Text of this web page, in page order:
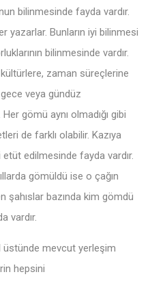
bilinmesinde fayda vardır.
yazarlar. Bunların iyi bilinmesi
bilinmesinde vardır.
zaman süreçlerine
veya gündüz
gömü aynı olmadığı gibi
de farklı olabilir. Kazıya
edilmesinde fayda vardır.
gömüldü ise o çağın
şahıslar bazında kim gömdü
vardır.
üstünde mevcut yerleşim
hepsini